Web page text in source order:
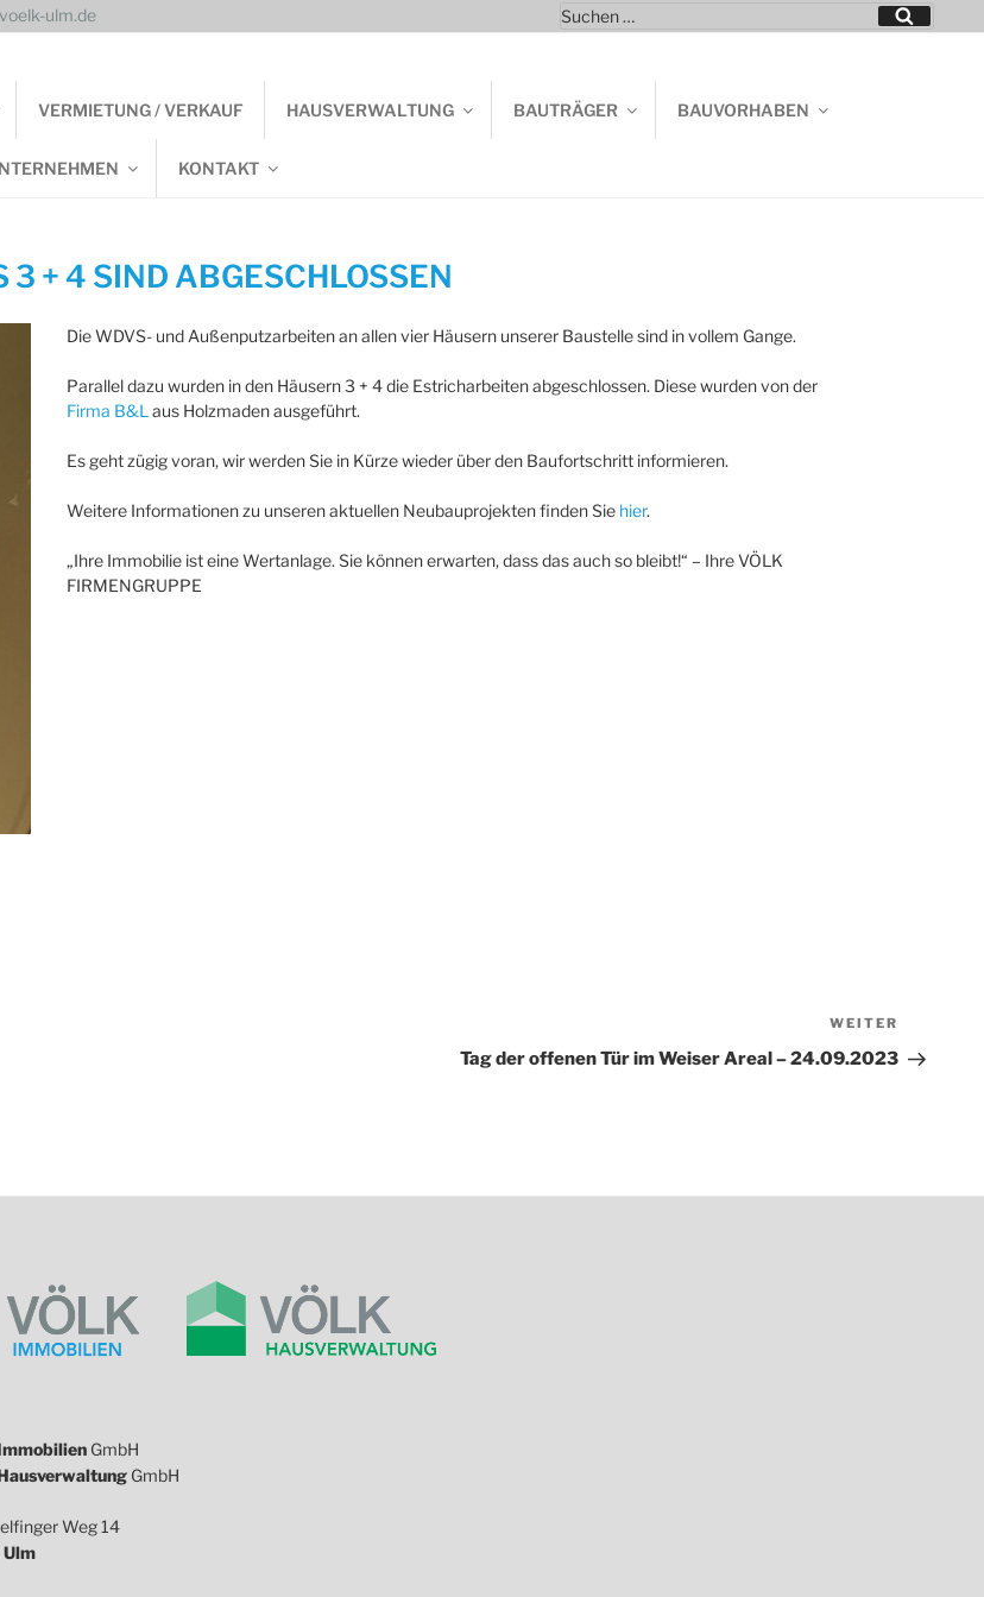
ulm.de
Suchen
nach:
Suchen
VERMIETUNG / VERKAUF HAUSVERWALTUNG BAUTRÄGER BAUVORHABEN
KONTAKT
+ 4 SIND ABGESCHLOSSEN
Die WDVS- und Außenputzarbeiten an allen vier Häusern unserer Baustelle sind in vollem Gange.
Parallel dazu wurden in den Häusern 3 + 4 die Estricharbeiten abgeschlossen. Diese wurden von der
Firma B&L aus Holzmaden ausgeführt.
Es geht zügig voran, wir werden Sie in Kürze wieder über den Baufortschritt informieren.
Weitere Informationen zu unseren aktuellen Neubauprojekten finden Sie hier.
„Ihre Immobilie ist eine Wertanlage. Sie können erwarten, dass das auch so bleibt!“ – Ihre VÖLK
FIRMENGRUPPE
Beitrag
WEITER
Tag der offenen Tür im Weiser Areal – 24.09.2023
GmbH
GmbH
Weg 14
Ulm